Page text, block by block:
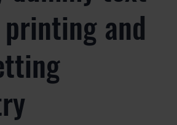
and